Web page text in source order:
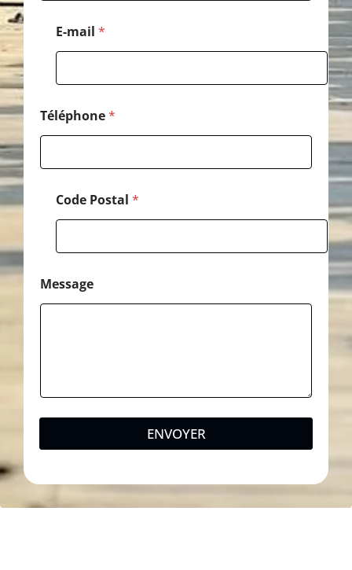
E-mail *
Téléphone*
Code Postal *
a
l
T
é
l
é
p
h
n
e
Message
ENVOYER